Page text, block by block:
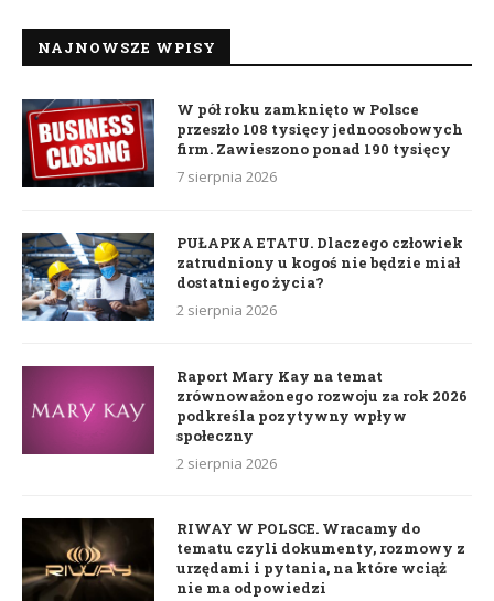
NAJNOWSZE WPISY
W pół roku zamknięto w Polsce
przeszło 108 tysięcy jednoosobowych
firm. Zawieszono ponad 190 tysięcy
7 sierpnia 2026
PUŁAPKA ETATU. Dlaczego człowiek
zatrudniony u kogoś nie będzie miał
dostatniego życia?
2 sierpnia 2026
Raport Mary Kay na temat
zrównoważonego rozwoju za rok 2026
podkreśla pozytywny wpływ
społeczny
2 sierpnia 2026
RIWAY W POLSCE. Wracamy do
tematu czyli dokumenty, rozmowy z
urzędami i pytania, na które wciąż
nie ma odpowiedzi